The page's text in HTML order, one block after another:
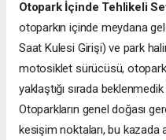
Otopark İçinde Tehlikeli
otoparkın içinde meydana
Saat Kulesi Girişi) ve park
motosiklet sürücüsü,
yaklaştığı sırada
Otoparkların genel doğası
kesişim noktaları, bu